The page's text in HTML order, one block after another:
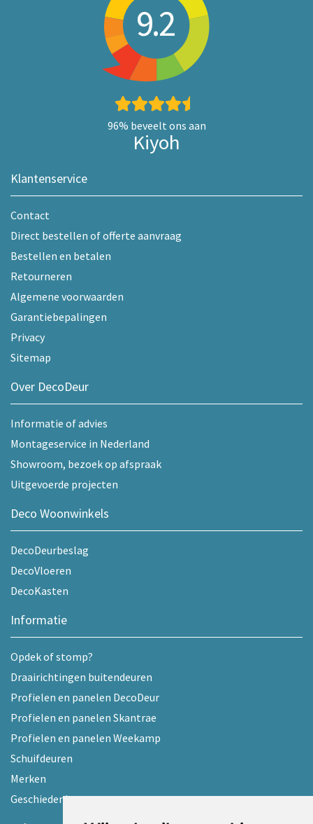
9.2
96% beveelt ons aan
Kiyoh
Klantenservice
Contact
Direct bestellen of offerte aanvraag
Bestellen en betalen
Retourneren
Algemene voorwaarden
Garantiebepalingen
Privacy
Sitemap
Over DecoDeur
Informatie of advies
Montageservice in Nederland
Showroom, bezoek op afspraak
Uitgevoerde projecten
Deco Woonwinkels
DecoDeurbeslag
DecoVloeren
DecoKasten
Informatie
Opdek of stomp?
Draairichtingen buitendeuren
Profielen en panelen DecoDeur
Profielen en panelen Skantrae
Profielen en panelen Weekamp
Schuifdeuren
Merken
Geschiedenis